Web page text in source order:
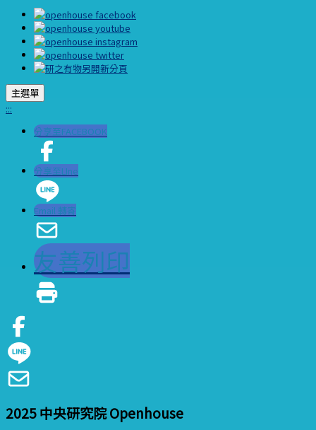
主選單
:::
分享至FACEBOOK
分享至LIne
Email 轉寄
友善列印
2025 中央研究院 Openhouse